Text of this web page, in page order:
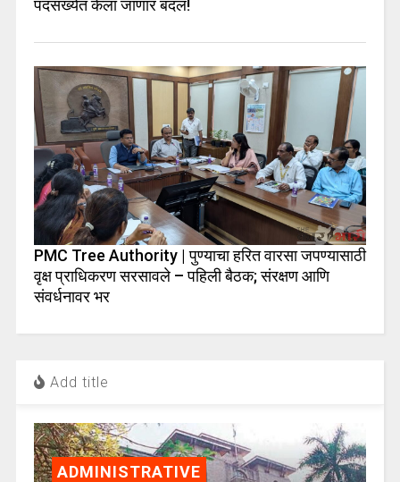
पदसंख्येत केला जाणार बदल!
PMC Tree Authority | पुण्याचा हरित वारसा जपण्यासाठी
वृक्ष प्राधिकरण सरसावले – पहिली बैठक; संरक्षण आणि
संवर्धनावर भर
Add title
ADMINISTRATIVE